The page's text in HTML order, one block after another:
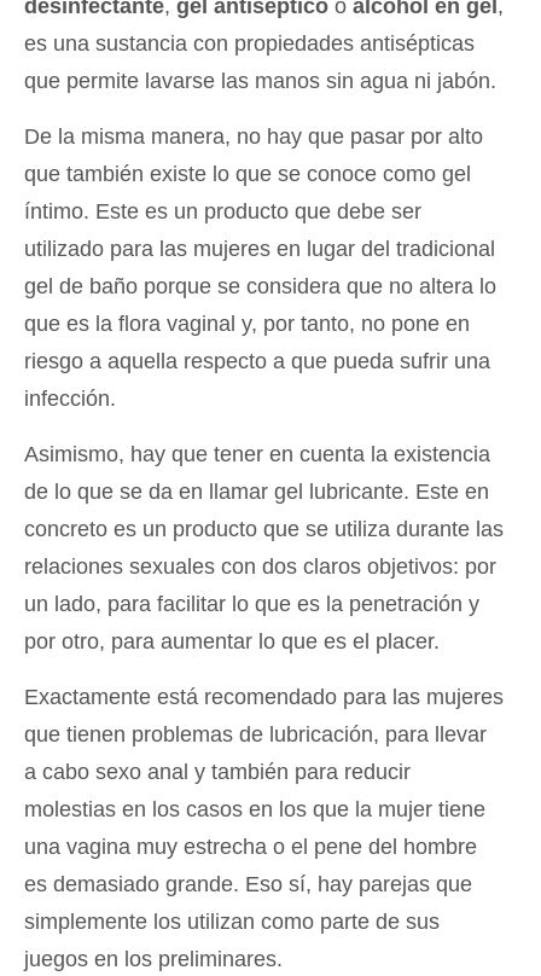
desinfectante, gel antiséptico o alcohol en gel ,
es una sustancia con propiedades antisépticas
que permite lavarse las manos sin agua ni jabón.
De la misma manera, no hay que pasar por alto
que también existe lo que se conoce como gel
íntimo. Este es un producto que debe ser
utilizado para las mujeres en lugar del tradicional
gel de baño porque se considera que no altera lo
que es la flora vaginal y, por tanto, no pone en
riesgo a aquella respecto a que pueda sufrir una
infección.
Asimismo, hay que tener en cuenta la existencia
de lo que se da en llamar gel lubricante. Este en
concreto es un producto que se utiliza durante las
relaciones sexuales con dos claros objetivos: por
un lado, para facilitar lo que es la penetración y
por otro, para aumentar lo que es el placer.
Exactamente está recomendado para las mujeres
que tienen problemas de lubricación, para llevar
a cabo sexo anal y también para reducir
molestias en los casos en los que la mujer tiene
una vagina muy estrecha o el pene del hombre
es demasiado grande. Eso sí, hay parejas que
simplemente los utilizan como parte de sus
juegos en los preliminares.